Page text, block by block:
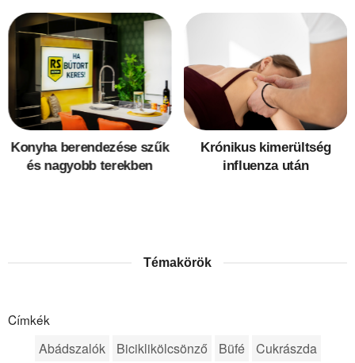
Konyha berendezése szűk
és nagyobb terekben
Krónikus kimerültség
influenza után
Témakörök
Címkék
Abádszalók Biciklikölcsönző Büfé Cukrászda